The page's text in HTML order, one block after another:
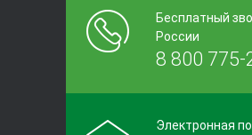
Бесплатный
России
8 800 775-
Электронная